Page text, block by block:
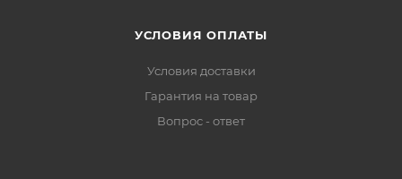
УСЛОВИЯ ОПЛАТЫ
Условия доставки
Гарантия на товар
Вопрос - ответ